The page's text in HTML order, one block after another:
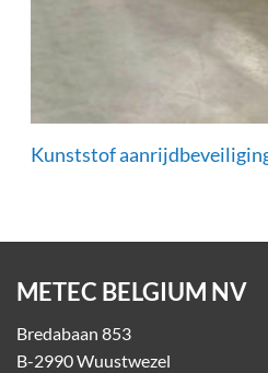
Kunststof
METEC BELGIUM NV
Bredabaan 853
B-2990 Wuustwezel